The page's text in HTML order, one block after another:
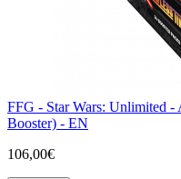
FFG - Star Wars: Unlimited -
Booster) - EN
106,00€